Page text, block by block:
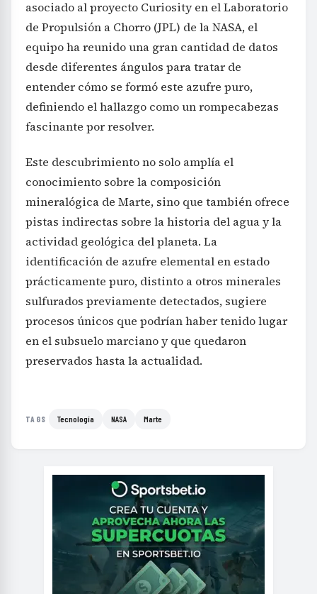
asociado al proyecto Curiosity en el Laboratorio
de Propulsión a Chorro (JPL) de la NASA, el
equipo ha reunido una gran cantidad de datos
desde diferentes ángulos para tratar de
entender cómo se formó este azufre puro,
definiendo el hallazgo como un rompecabezas
fascinante por resolver.
Este descubrimiento no solo amplía el
conocimiento sobre la composición
mineralógica de Marte, sino que también ofrece
pistas indirectas sobre la historia del agua y la
actividad geológica del planeta. La
identificación de azufre elemental en estado
prácticamente puro, distinto a otros minerales
sulfurados previamente detectados, sugiere
procesos únicos que podrían haber tenido lugar
en el subsuelo marciano y que quedaron
preservados hasta la actualidad.
TAGS Tecnología NASA Marte